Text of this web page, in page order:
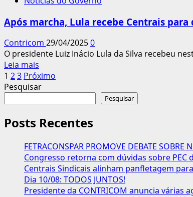
aceita
tutela
externa
cita
da
6×1
e
fraude
no
INSS
em
do
de
Maio
Após marcha, Lula recebe Centrais
Contricom 29/04/20250
O presidente Luiz Inácio Lula da Silva recebeu
Leia mais
mais
sobre
Lula
recebe
Centrais
para
discutir
agenda
sindical
Paginação
dos
1 23 Próximo
Pesquisar
Pesquisar
Posts Recentes
FETRACONSPAR PROMOVE DEBATE SOBRE
Congresso retorna com dúvidas sobre
Centrais Sindicais alinham panfletagem
Dia 10/08: TODOS JUNTOS!
Presidente da CONTRICOM anuncia